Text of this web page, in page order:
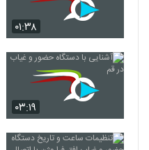
۰۱:۳۸
۰۳:۱۹